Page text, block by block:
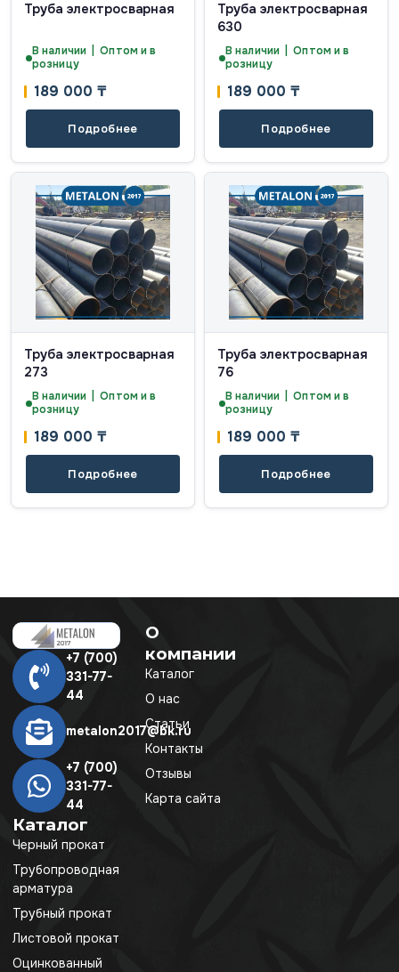
Труба электросварная
В наличии | Оптом и в
розницу
189 000 ₸
Подробнее
Труба электросварная
630
В наличии | Оптом и в
розницу
189 000 ₸
Подробнее
Труба электросварная
273
В наличии | Оптом и в
розницу
189 000 ₸
Подробнее
Труба электросварная
76
В наличии | Оптом и в
розницу
189 000 ₸
Подробнее
+7 (700)
331-77-
44
metalon2017@bk.ru
+7 (700)
331-77-
44
Каталог
Черный прокат
Трубопроводная
арматура
Трубный прокат
Листовой прокат
Оцинкованный
О
компании
Каталог
О нас
Статьи
Контакты
Отзывы
Карта сайта